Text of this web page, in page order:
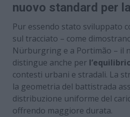
nuovo standard per
Pur essendo stato sviluppato
sul tracciato – come
Nürburgring e a Portimão – il
distingue anche per
contesti urbani e stradali. La
la geometria del battistrada
distribuzione uniforme del
offrendo maggiore durata.